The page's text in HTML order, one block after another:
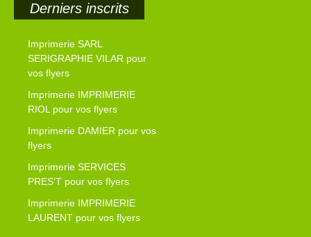
Derniers inscrits
Imprimerie SARL
SERIGRAPHIE VILAR pour
vos flyers
Imprimerie IMPRIMERIE
RIOL pour vos flyers
Imprimerie DAMIER pour vos
flyers
Imprimerie SERVICES
PRES’T pour vos flyers
Imprimerie IMPRIMERIE
LAURENT pour vos flyers